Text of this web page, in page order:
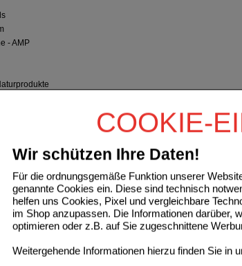
COOKIE-
Wir schützen Ihre Daten!
Für die ordnungsgemäße Funktion unserer
genannte Cookies ein. Diese sind technisch
helfen uns Cookies, Pixel und vergleichbare
im Shop anzupassen. Die Informationen darüber,
optimieren oder z.B. auf Sie zugeschnittene
Weitergehende Informationen hierzu finden Sie in
- AMP
Pro.
-